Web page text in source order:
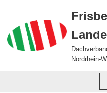
Zum
Inhalt
springen
Nordrhein-